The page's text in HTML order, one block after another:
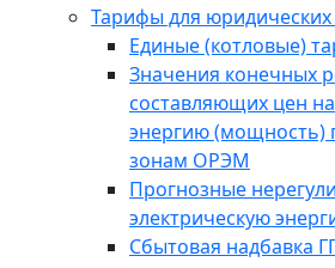
Тарифы для
Единые (котловые)
Значения конечных
составляющих цен
энергию (мощность)
зонам ОРЭМ
Прогнозные
электрическую
Сбытовая надбавка